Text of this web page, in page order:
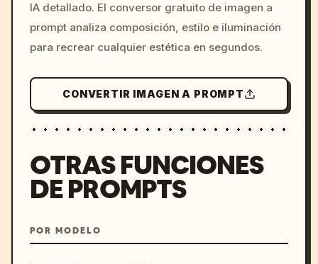
colors, 8k --v 6.0
IA detallado. El conversor gratuito de imagen a
prompt analiza composición, estilo e iluminación
para recrear cualquier estética en segundos.
CONVERTIR IMAGEN A PROMPT
OTRAS FUNCIONES
DE PROMPTS
POR MODELO